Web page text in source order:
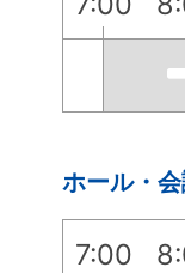
ホール・
7:00